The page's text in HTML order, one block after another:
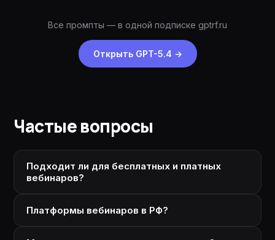
Все промпты — в одной подписке gptrf.ru
Открыть GPT-5.4 →
Частые вопросы
Подходит ли для бесплатных и платных
вебинаров?
Платформы вебинаров в РФ?